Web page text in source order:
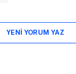
YENI YORUM YAZ